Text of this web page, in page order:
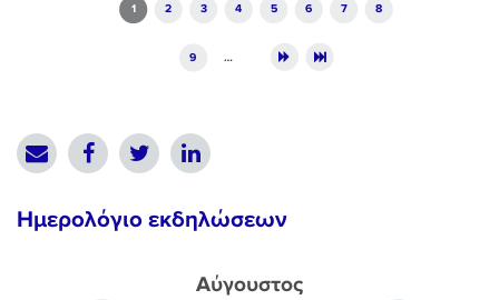
1 2 3 4 5 6 7 8
9 …
Ημερολόγιο εκδηλώσεων
Αύγουστος